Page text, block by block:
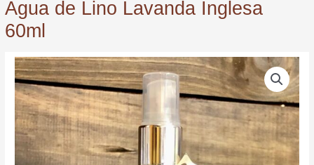
Agua de Lino Lavanda Inglesa
60ml
Agua
de
Lino
Lavanda
Inglesa
60ml